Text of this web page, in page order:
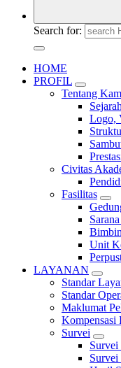
Search for:
HOME
PROFIL
Tentang
Logo,
Civitas
Fasilitas
Unit
LAYANAN
Standar
Standar
Maklumat
Kompensasi
Survei
Survei